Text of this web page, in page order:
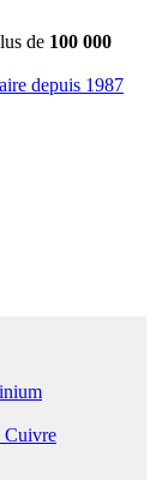
de 100 000
Cuivre